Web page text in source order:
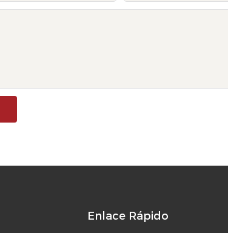
Enlace Rápido